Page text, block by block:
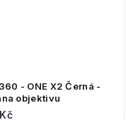
- ONE X2 Černá -
objektivu